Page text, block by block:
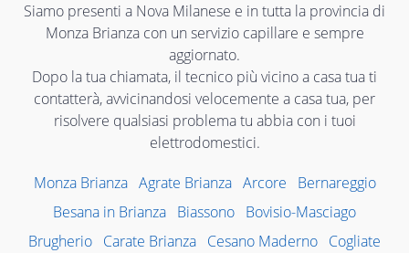
Siamo presenti a Nova Milanese e in tutta la provincia di
Monza Brianza con un servizio capillare e sempre
aggiornato.
Dopo la tua chiamata, il tecnico più vicino a casa tua ti
contatterà, avvicinandosi velocemente a casa tua, per
risolvere qualsiasi problema tu abbia con i tuoi
elettrodomestici.
Monza Brianza Agrate Brianza Arcore
Bernareggio
Besana in Brianza Biassono Bovisio-Masciago
Brugherio Carate Brianza Cesano Maderno Cogliate